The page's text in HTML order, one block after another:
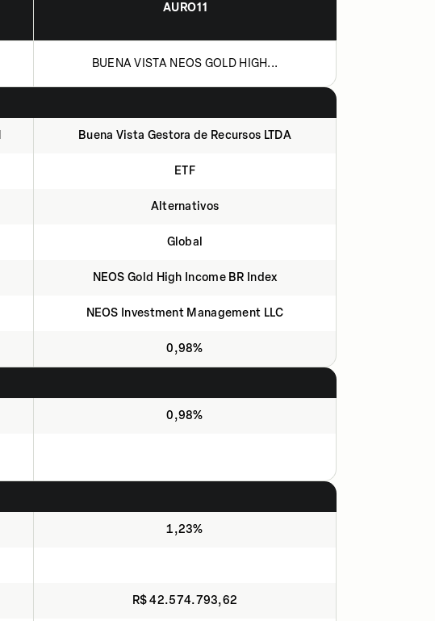
AURO11
BUENA VISTA NEOS GOLD HIGH...
Buena Vista Gestora de Recursos LTDA
ETF
Alternativos
Global
NEOS Gold High Income BR Index
NEOS Investment Management LLC
0,98%
0,98%
1,23%
R$ 42.574.793,62